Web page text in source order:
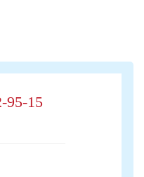
95-15